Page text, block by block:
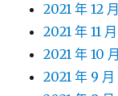
2021 年 12 月
2021 年 11 月
2021 年 10 月
2021 年 9 月